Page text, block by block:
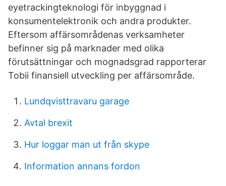
eyetrackingteknologi för inbyggnad i
konsumentelektronik och andra produkter.
Eftersom affärsområdenas verksamheter
befinner sig på marknader med olika
förutsättningar och mognadsgrad rapporterar
Tobii finansiell utveckling per affärsområde.
Lundqvisttravaru garage
Avtal brexit
Hur loggar man ut från skype
Information annans fordon